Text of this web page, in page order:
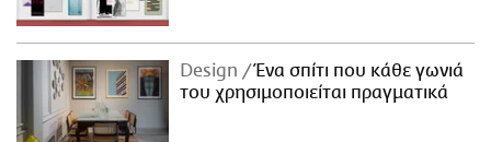
Design
Ένα σπίτι που κάθε γωνιά
του χρησιμοποιείται πραγματικά